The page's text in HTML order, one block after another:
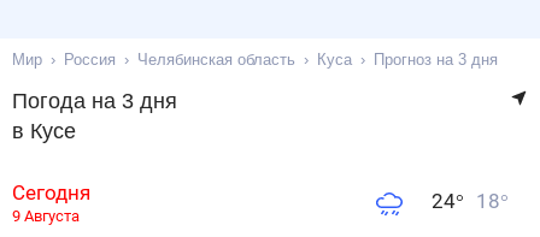
Мир Россия Челябинская область Куса Прогноз на 3 дня
Погода на 3 дня
в Кусе
Сегодня
9 Августа
24° 18°